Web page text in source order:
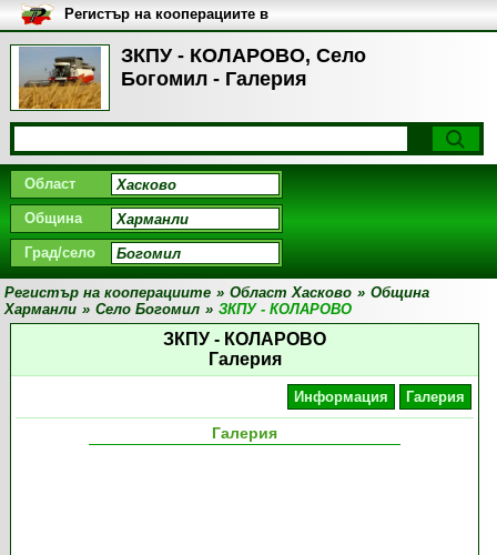
ЗКПУ - КОЛАРОВО, Село
Богомил - Галерия
Регистър на кооперациите в
България
Област
Община
Град/село
Регистър на кооперациите » Област Хасково » Община
Харманли » Село Богомил » ЗКПУ - КОЛАРОВО
ЗКПУ - КОЛАРОВО
Галерия
Информация Галерия
Галерия